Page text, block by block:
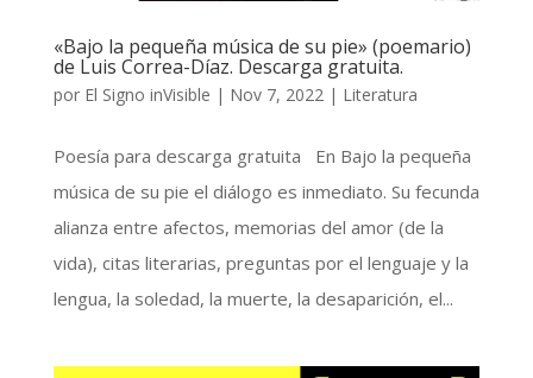
«Bajo la pequeña música de su pie» (poemario)
de Luis Correa-Díaz. Descarga gratuita.
por El Signo inVisible | Nov 7, 2022| Literatura
Poesía para descarga gratuita En Bajo la pequeña
música de su pie el diálogo es inmediato. Su fecunda
alianza entre afectos, memorias del amor (de la
vida), citas literarias, preguntas por el lenguaje y la
lengua, la soledad, la muerte, la desaparición, el...